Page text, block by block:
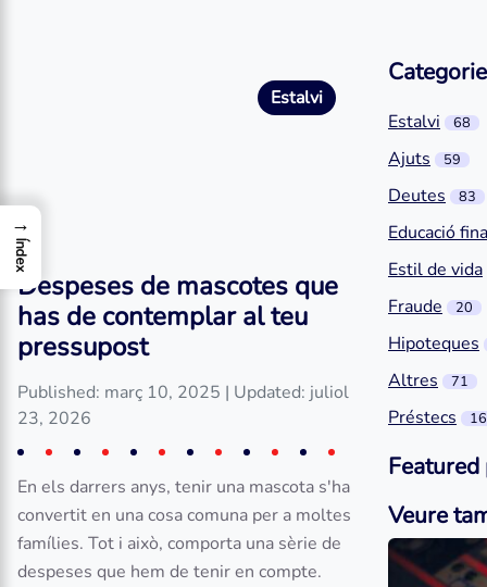
Estalvi
Despeses de mascotes que
has de contemplar al teu
pressupost
Published: març 10, 2025 | Updated: juliol
23, 2026
En els darrers anys, tenir una mascota s'ha
convertit en una cosa comuna per a moltes
famílies. Tot i això, comporta una sèrie de
despeses que hem de tenir en compte.
Estalvi 68
Ajuts 59
Deutes 83
Educació
Estil de vida
Fraude
20
Hipoteques
Altres
71
Préstecs
Featured
Veure
→
Índex